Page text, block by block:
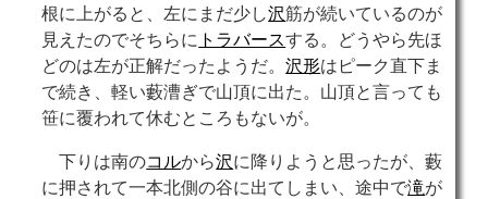
根に上がると、左にまだ少し沢筋が続いているのが
見えたのでそちらに トラバースする。どうやら先ほ
どのは左が正解だったようだ。沢形はピーク直下ま
で続き、軽い藪漕ぎで山頂に出た。山頂と言っても
笹に覆われて休むところもないが。
下りは南のコルから沢に降りようと思ったが、藪
に押されて一本北側の谷に出てしまい、途中で滝が